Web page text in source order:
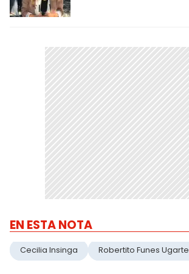
EN ESTA NOTA
Cecilia Insinga Robertito Funes Ugarte